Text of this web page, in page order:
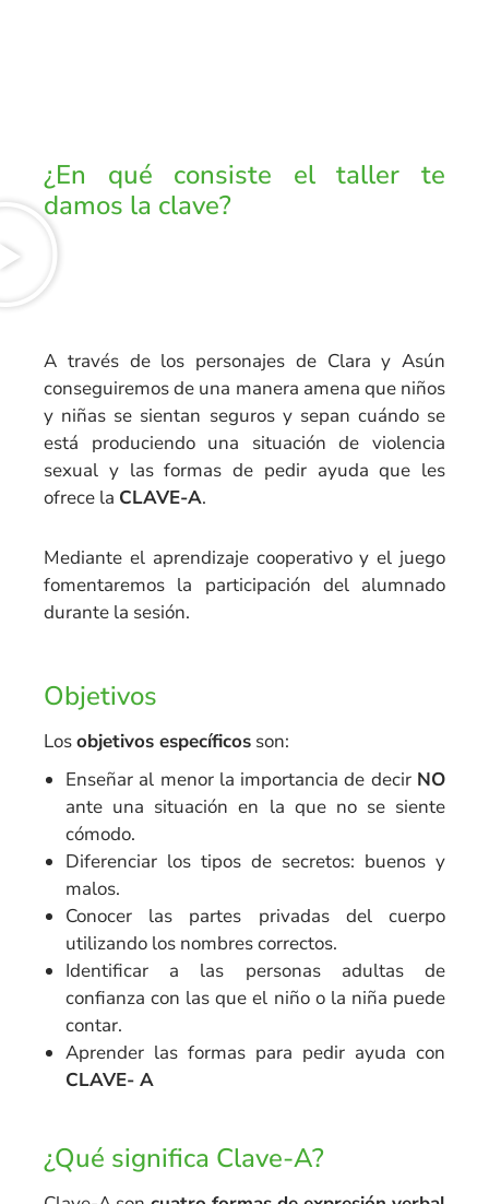
¿En qué consiste el taller te
damos la clave?
A través de los personajes de Clara y Asún
conseguiremos de una manera amena que niños
y niñas se sientan seguros y sepan cuándo se
está produciendo una situación de violencia
sexual y las formas de pedir ayuda que les
ofrece la CLAVE-A.
Mediante el aprendizaje cooperativo y el juego
fomentaremos la participación del alumnado
durante la sesión.
Objetivos
Losobjetivos específicos son:
Enseñar al menor la importancia de decir NO
ante una situación en la que no se siente
cómodo.
Diferenciar los tipos de secretos: buenos y
malos.
Conocer las partes privadas del cuerpo
utilizando los nombres correctos.
Identificar a las personas adultas de
confianza con las que el niño o la niña puede
contar.
Aprender las formas para pedir ayuda con
CLAVE- A
¿Qué significa Clave-A?